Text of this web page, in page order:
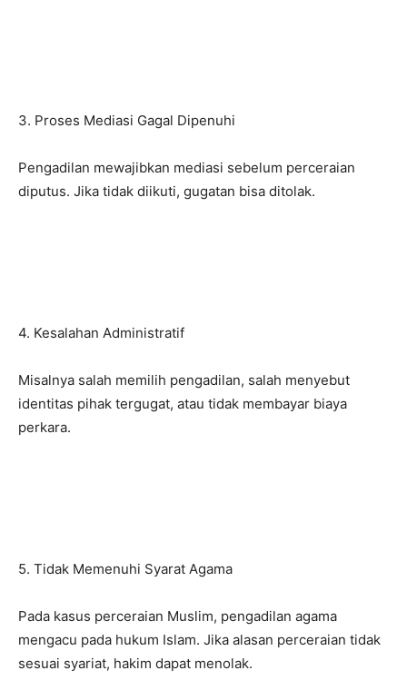
3. Proses Mediasi Gagal Dipenuhi
Pengadilan mewajibkan mediasi sebelum perceraian
diputus. Jika tidak diikuti, gugatan bisa ditolak.
4. Kesalahan Administratif
Misalnya salah memilih pengadilan, salah menyebut
identitas pihak tergugat, atau tidak membayar biaya
perkara.
5. Tidak Memenuhi Syarat Agama
Pada kasus perceraian Muslim, pengadilan agama
mengacu pada hukum Islam. Jika alasan perceraian tidak
sesuai syariat, hakim dapat menolak.